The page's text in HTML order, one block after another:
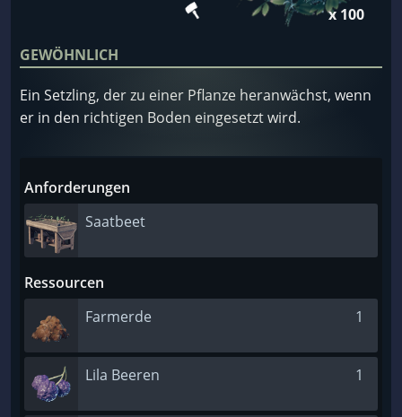
x 100
GEWÖHNLICH
Ein Setzling, der zu einer Pflanze heranwächst, wenn
er in den richtigen Boden eingesetzt wird.
Anforderungen
Saatbeet
Ressourcen
Farmerde
1
Lila Beeren 1